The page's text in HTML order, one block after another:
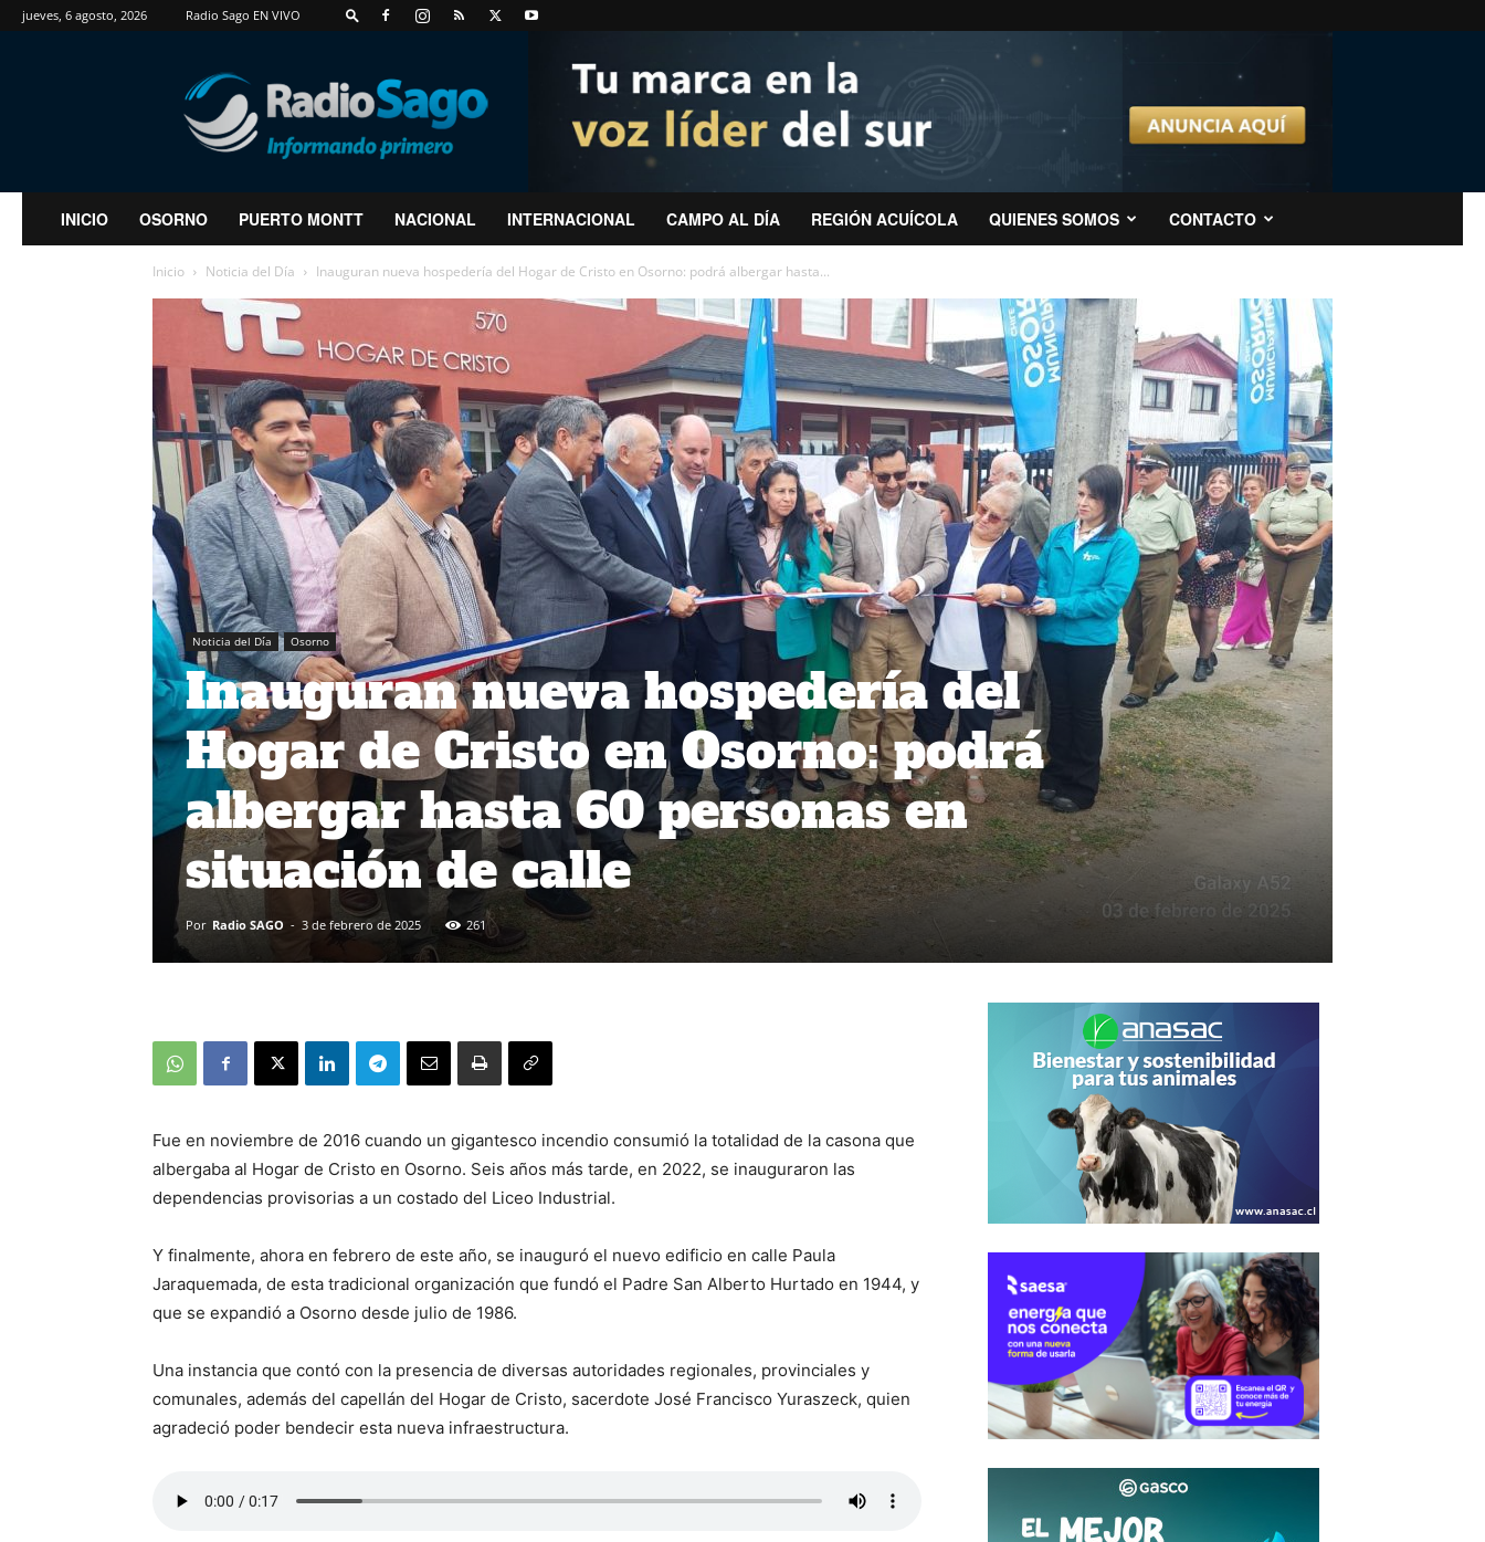
jueves, 6 agosto, 2026 Radio Sago EN VIVO
RadioSago
INICIO OSORNO PUERTO MONTT NACIONAL INTERNACIONAL CAMPO AL DÍA REGIÓN ACUÍCOLA QUIENES SOMOS CONTACTO
Inicio Noticia del Día Inauguran nueva hospedería del Hogar de Cristo en Osorno: podrá albergar hasta...
Noticia del Día Osorno
Inauguran nueva hospedería del
Hogar de Cristo en Osorno: podrá
albergar hasta 60 personas en
situación de calle
Por Radio SAGO - 3 de febrero de 2025 261
Fue en noviembre de 2016 cuando un gigantesco incendio consumió la totalidad de la casona que
albergaba al Hogar de Cristo en Osorno. Seis años más tarde, en 2022, se inauguraron las
dependencias provisorias a un costado del Liceo Industrial.
Y finalmente, ahora en febrero de este año, se inauguró el nuevo edificio en calle Paula
Jaraquemada, de esta tradicional organización que fundó el Padre San Alberto Hurtado en 1944, y
que se expandió a Osorno desde julio de 1986.
Una instancia que contó con la presencia de diversas autoridades regionales, provinciales y
comunales, además del capellán del Hogar de Cristo, sacerdote José Francisco Yuraszeck, quien
agradeció poder bendecir esta nueva infraestructura.